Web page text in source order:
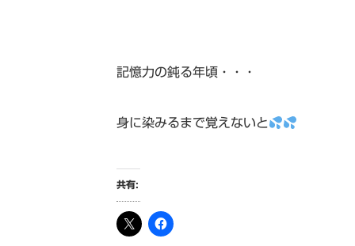
記憶力の鈍る年頃・・・
身に染みるまで覚えないと
共有: